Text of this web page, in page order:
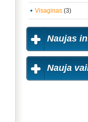
Visaginas (3)
Naujas
Nauja